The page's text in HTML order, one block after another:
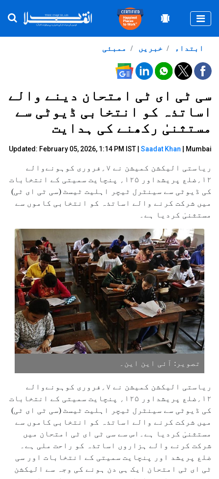
ممبئی خبریں ابتداء
سی ٹی ای ٹی امتحان دینے والے
اساتذہ کو انتخابی ڈیوٹی سے
مستثنیٰ رکھنے کی ہدایت
Updated: February 05, 2026, 1:14 PM IST | Saadat Khan | Mumbai
ریاستی الیکشن کمیشن نے ۷؍فروری کوہونےوالے
۱۲؍ضلع پریشداور ۱۲۵؍ پنچایت سمیتی کے انتخابات
کی ڈیوٹی سے سینٹرل ٹیچر اہلیت ٹیسٹ (سی ٹی ای ٹی)
میں شرکت کرنے والے اساتذہ کو انتخابی کاموں سے
مستثنیٰ کردیا ہے۔
تصویر: آئی این این۔
ریاستی الیکشن کمیشن نے ۷؍فروری کوہونےوالے
۱۲؍ضلع پریشداور ۱۲۵؍ پنچایت سمیتی کے انتخابات
کی ڈیوٹی سے سینٹرل ٹیچر اہلیت ٹیسٹ (سی ٹی ای ٹی)
میں شرکت کرنے والے اساتذہ کو انتخابی کاموں سے
مستثنیٰ کردیا ہے۔اس سے سی ٹی ای ٹی امتحان میں
شرکت کرنے والے ہزاروں اساتذہ کو راحت ملی ہے۔
ضلع پریشد اور پنچایت سمیتی کے انتخابات اور سی
ٹی ای ٹی امتحان ایک ہی دن ہونے کی وجہ سے الیکشن